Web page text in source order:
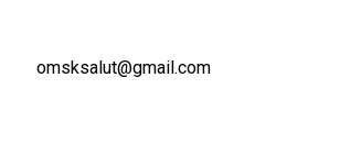
omsksalut@gmail.com